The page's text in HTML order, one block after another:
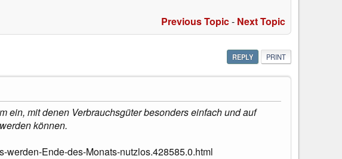
Previous Topic- Next Topic
REPLY PRINT
ein, mit denen Verbrauchsgüter besonders einfach und auf
können.
werden-Ende-des-Monats-nutzlos.428585.0.html